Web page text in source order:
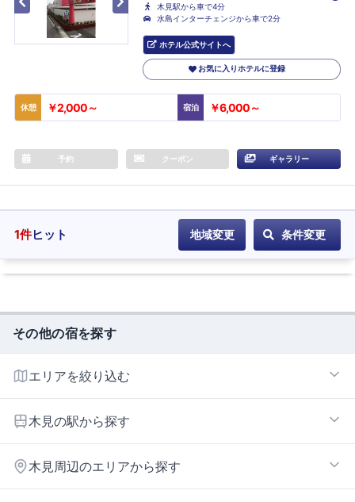
木見駅から車で4分
水島インターチェンジから車で2分
ホテル公式サイトへ
お気に入りホテルに登録
休憩 ￥2,000～ 宿泊 ￥6,000～
予約 クーポン ギャラリー
1件ヒット 地域変更 条件変更
その他の宿を探す
エリアを絞り込む
倉敷・早島エリア
木見の駅から探す
栄
木見周辺のエリアから探す